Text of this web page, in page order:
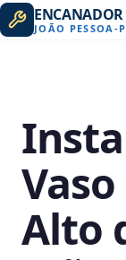
ENCANADOR
JOÃO PESSOA -
Alto